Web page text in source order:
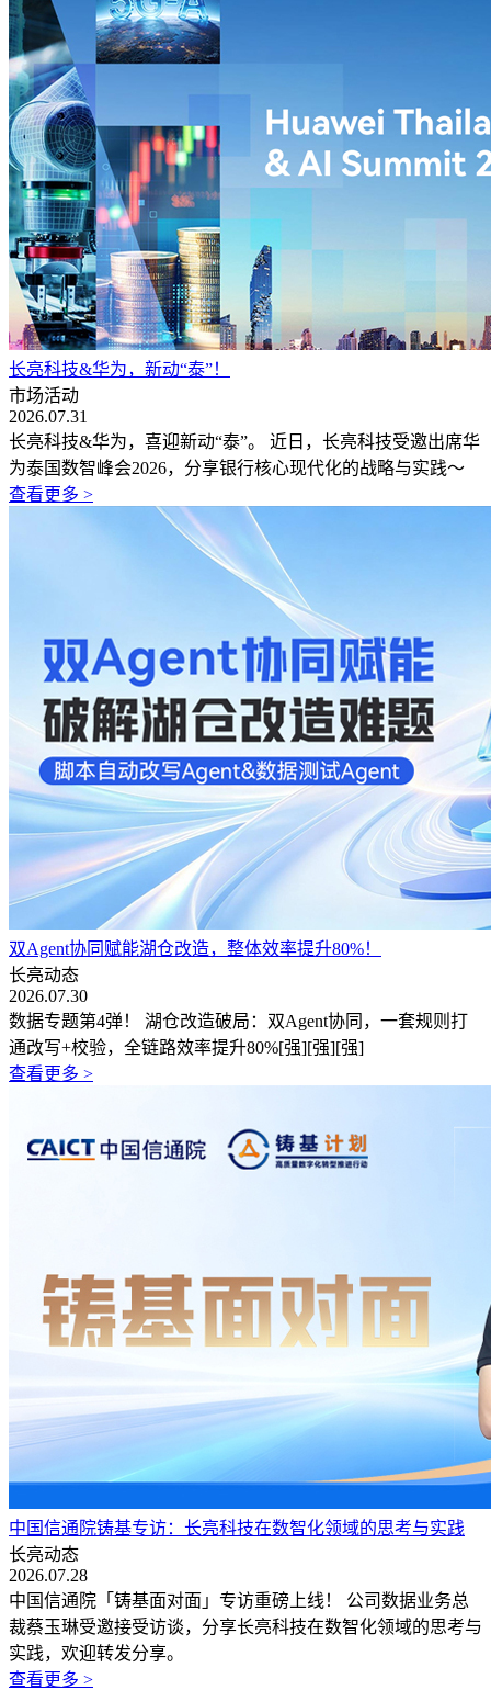
长亮科技&华为，新动“泰”！
市场活动
2026.07.31
长亮科技&华为，喜迎新动“泰”。 近日，长亮科技受邀出席华
为泰国数智峰会2026，分享银行核心现代化的战略与实践～
查看更多 >
双Agent协同赋能湖仓改造，整体效率提升80%！
长亮动态
2026.07.30
数据专题第4弹！ 湖仓改造破局：双Agent协同，一套规则打
通改写+校验，全链路效率提升80%[强][强][强]
查看更多 >
中国信通院铸基专访：长亮科技在数智化领域的思考与实践
长亮动态
2026.07.28
中国信通院「铸基面对面」专访重磅上线！ 公司数据业务总
裁蔡玉琳受邀接受访谈，分享长亮科技在数智化领域的思考与
实践，欢迎转发分享。
查看更多 >